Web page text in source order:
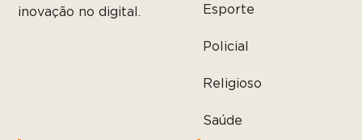
inovação no digital.
Esporte
Policial
Religioso
Saúde